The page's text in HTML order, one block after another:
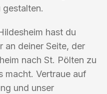
hast du
an deiner Seite, der
nach St. Pölten zu
macht. Vertraue auf
und unser